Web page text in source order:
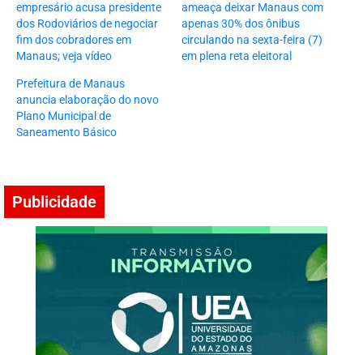
empresário acusa presidente
dos Rodoviários de negociar
fim dos cobradores em
Manaus; veja vídeo
ameaça deixar Manaus com
apenas 30% dos ônibus
circulando na sexta-feira (7)
em plena reta eleitoral
Prefeitura de Manaus
anuncia elaboração do novo
Plano Municipal de
Saneamento Básico
Publicidade